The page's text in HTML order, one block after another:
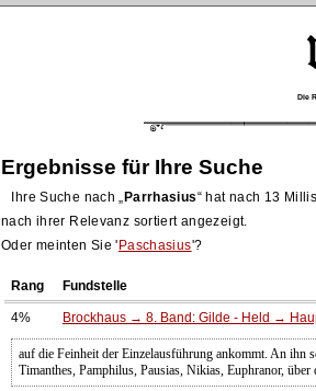
Die
Ergebnisse für Ihre Suche
Ihre Suche nach Parrhasius hat nach 13
nach ihrer Relevanz sortiert angezeigt.
Oder meinten Sie ' Paschasius'?
Rang Fundstelle
4% Brockhaus → 8. Band: Gilde - Held →
auf die Feinheit der Einzelausführung ankommt. An ihn
Timanthes, Pamphilus, Pausias, Nikias, Euphranor,